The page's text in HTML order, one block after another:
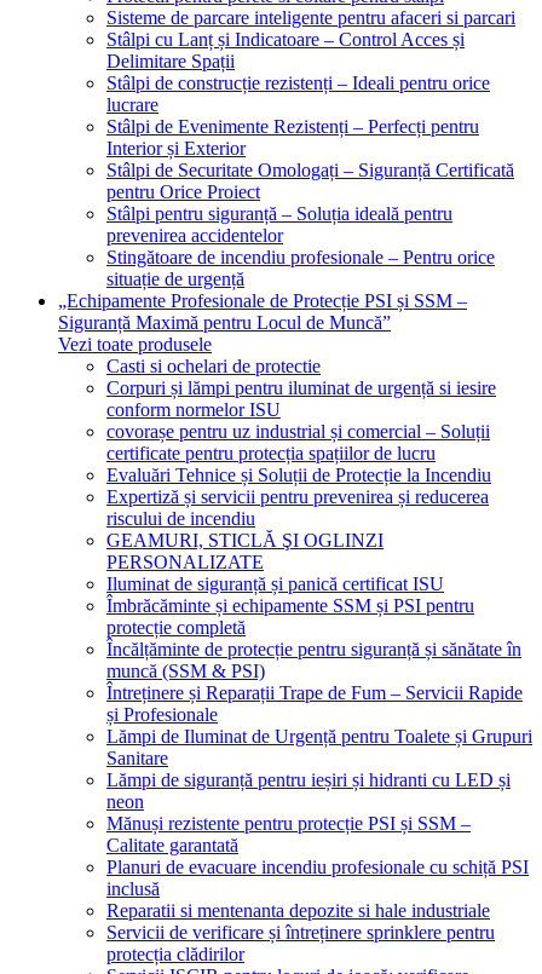
Sisteme de parcare inteligente pentru afaceri si parcari
Stâlpi cu Lanț și Indicatoare – Control Acces și
Delimitare Spații
Stâlpi de construcție rezistenți – Ideali pentru orice
lucrare
Stâlpi de Evenimente Rezistenți – Perfecți pentru
Interior și Exterior
Stâlpi de Securitate Omologați – Siguranță Certificată
pentru Orice Proiect
Stâlpi pentru siguranță – Soluția ideală pentru
prevenirea accidentelor
Stingătoare de incendiu profesionale – Pentru orice
situație de urgență
„Echipamente Profesionale de Protecție PSI și SSM –
Siguranță Maximă pentru Locul de Muncă”
Vezi toate produsele
Casti si ochelari de protectie
Corpuri și lămpi pentru iluminat de urgență si iesire
conform normelor ISU
covorașe pentru uz industrial și comercial – Soluții
certificate pentru protecția spațiilor de lucru
Evaluări Tehnice și Soluții de Protecție la Incendiu
Expertiză și servicii pentru prevenirea și reducerea
riscului de incendiu
GEAMURI, STICLĂ ŞI OGLINZI
PERSONALIZATE
Iluminat de siguranță și panică certificat ISU
Îmbrăcăminte și echipamente SSM și PSI pentru
protecție completă
Încălțăminte de protecție pentru siguranță și sănătate în
muncă (SSM & PSI)
Întreținere și Reparații Trape de Fum – Servicii Rapide
și Profesionale
Lămpi de Iluminat de Urgență pentru Toalete și Grupuri
Sanitare
Lămpi de siguranță pentru ieșiri și hidranti cu LED și
neon
Mănuși rezistente pentru protecție PSI și SSM –
Calitate garantată
Planuri de evacuare incendiu profesionale cu schiță PSI
inclusă
Reparatii si mentenanta depozite si hale industriale
Servicii de verificare și întreținere sprinklere pentru
protecția clădirilor